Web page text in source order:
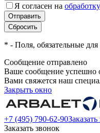
Я согласен на
* - Поля, обязательные
Сообщение отправлено
Ваше сообщение успешно
Вами свяжется наш
Закрыть окно
+7 (495) 790-62-90
Заказать звонок